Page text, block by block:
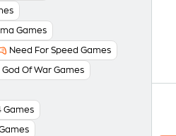
Games
Need For Speed Games
God Of War Games
Games